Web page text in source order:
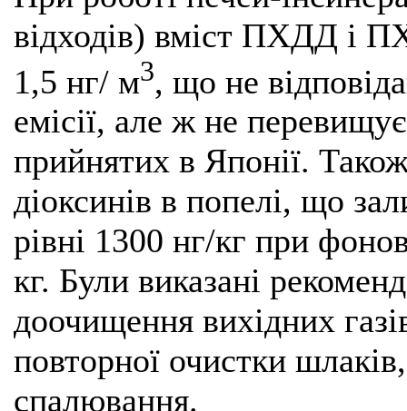
відходів) вміст ПХДД і
1,5 нг/ м3, що не
емісії, але ж не
прийнятих в Японії.
діоксинів в попелі, що
рівні 1300 нг/кг при
кг. Були виказані
доочищення вихідних
повторної очистки
спалювання.